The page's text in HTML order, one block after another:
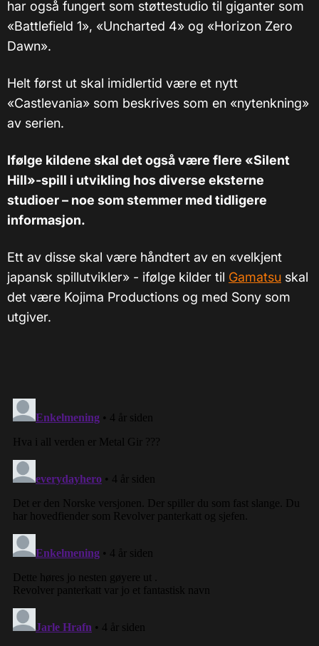
har også fungert som støttestudio til giganter som
«Battlefield 1», «Uncharted 4» og «Horizon Zero
Dawn».
Helt først ut skal imidlertid være et nytt
«Castlevania» som beskrives som en «nytenkning»
av serien.
Ifølge kildene skal det også være flere «Silent
Hill»-spill i utvikling hos diverse eksterne
studioer – noe som stemmer med tidligere
informasjon.
Ett av disse skal være håndtert av en «velkjent
japansk spillutvikler» - ifølge kilder til Gamatsu skal
det være Kojima Productions og med Sony som
utgiver.